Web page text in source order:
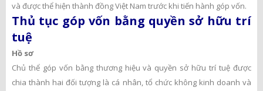
và được thể hiện thành đồng Việt Nam trước khi tiến hành góp vốn.
Thủ tục góp vốn bằng quyền sở hữu trí
tuệ
Hồ sơ
Chủ thể góp vốn bằng thương hiệu và quyền sở hữu trí tuệ được
chia thành hai đối tượng là cá nhân, tổ chức không kinh doanh và